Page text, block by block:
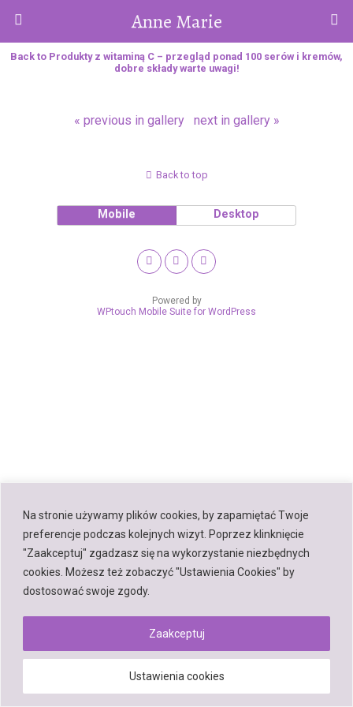
Na stronie używamy plików cookies, by zapamiętać Twoje
preferencje podczas kolejnych wizyt. Poprzez klinknięcie
"Zaakceptuj" zgadzasz się na wykorzystanie niezbędnych
cookies. Możesz też zobaczyć "Ustawienia Cookies" by
dostosować swoje zgody.
Ustawienia cookies
Zaakceptuj
Anne Marie
Back to Produkty z witaminą C – przegląd ponad 100 serów i kremów,
dobre składy warte uwagi!
« previous in gallery next in gallery »
Back to top
Mobile Desktop
Powered by
WPtouch Mobile Suite for WordPress